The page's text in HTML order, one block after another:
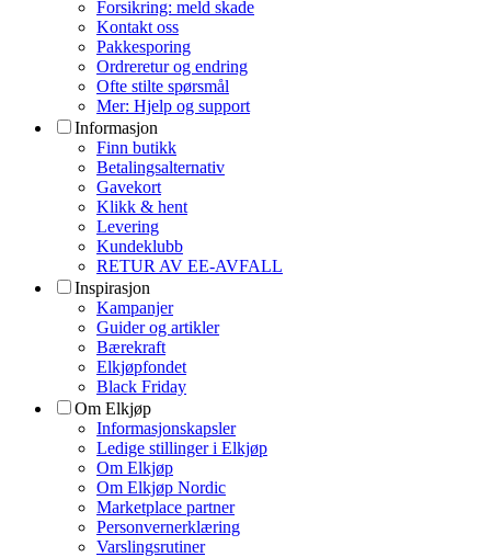
Forsikring: meld skade
Kontakt oss
Pakkesporing
Ordreretur og endring
Ofte stilte spørsmål
Mer: Hjelp og support
Informasjon
Finn butikk
Betalingsalternativ
Gavekort
Klikk & hent
Levering
Kundeklubb
RETUR AV EE-AVFALL
Inspirasjon
Kampanjer
Guider og artikler
Bærekraft
Elkjøpfondet
Black Friday
Om Elkjøp
Informasjonskapsler
Ledige stillinger i Elkjøp
Om Elkjøp
Om Elkjøp Nordic
Marketplace partner
Personvernerklæring
Varslingsrutiner